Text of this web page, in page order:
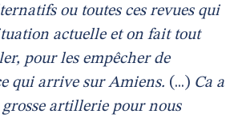
ou toutes ces revues qui
actuelle et on fait tout
pour les empêcher de
qui arrive sur Amiens. (...) Ca a
artillerie pour nous